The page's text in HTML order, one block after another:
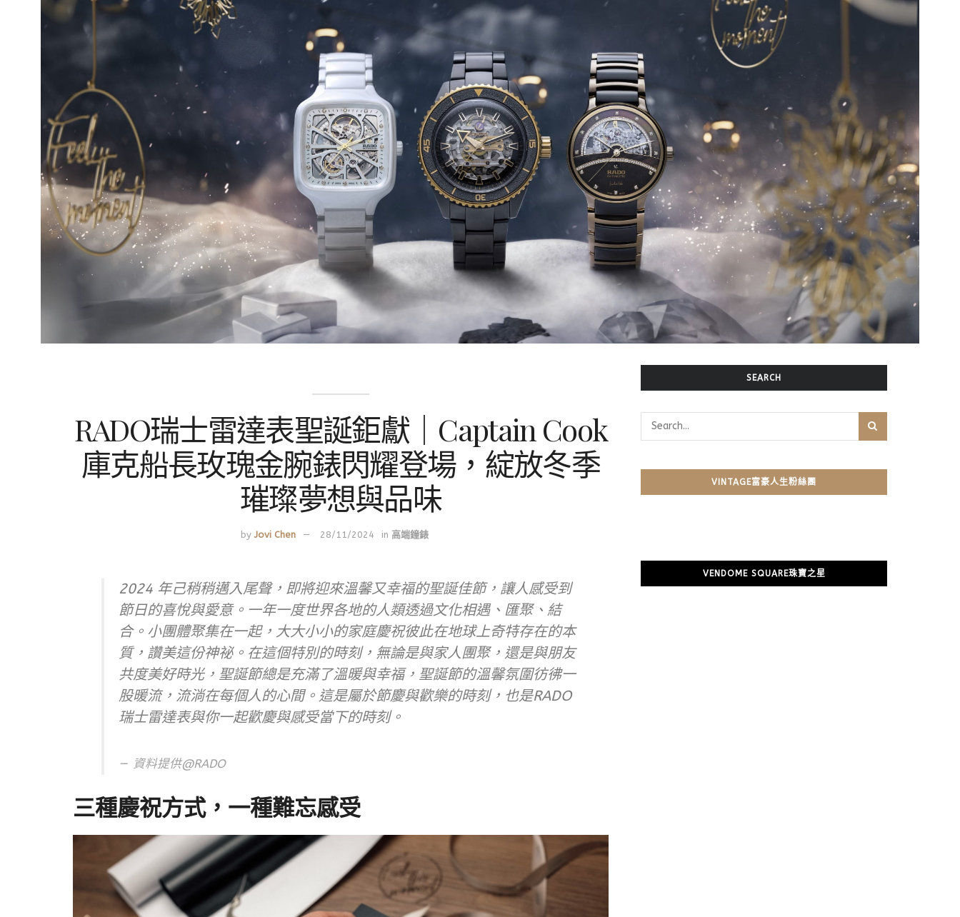
RADO瑞士雷達表聖誕鉅獻｜Captain Cook
庫克船長玫瑰金腕錶閃耀登場，綻放冬季
璀璨夢想與品味
by Jovi Chen 28/11/2024 in 高端鐘錶
2024 年己稍稍邁入尾聲，即將迎來溫馨又幸福的聖誕佳節，讓人感受到
節日的喜悅與愛意。一年一度世界各地的人類透過文化相遇、匯聚、結
合。小團體聚集在一起，大大小小的家庭慶祝彼此在地球上奇特存在的本
質，讚美這份神祕。在這個特別的時刻，無論是與家人團聚，還是與朋友
共度美好時光，聖誕節總是充滿了溫暖與幸福，聖誕節的溫馨氛圍彷彿一
股暖流，流淌在每個人的心間。這是屬於節慶與歡樂的時刻，也是RADO
瑞士雷達表與你一起歡慶與感受當下的時刻。
資料提供@RADO
三種慶祝方式，一種難忘感受
SEARCH
VINTAGE富豪人生粉絲團
VENDOME SQUARE珠寶之星